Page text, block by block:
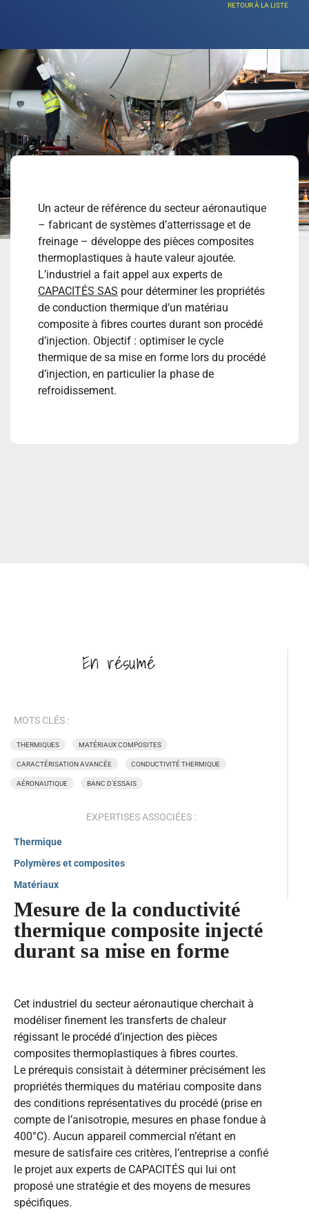
RETOUR À LA LISTE
Un acteur de référence du secteur aéronautique
– fabricant de systèmes d’atterrissage et de
freinage – développe des pièces composites
thermoplastiques à haute valeur ajoutée.
L’industriel a fait appel aux experts de
CAPACITÉS SAS pour déterminer les propriétés
de conduction thermique d’un matériau
composite à fibres courtes durant son procédé
d’injection. Objectif : optimiser le cycle
thermique de sa mise en forme lors du procédé
d’injection, en particulier la phase de
refroidissement.
En résumé
MOTS CLÉS :
THERMIQUES MATÉRIAUX COMPOSITES
CARACTÉRISATION AVANCÉE CONDUCTIVITÉ THERMIQUE
AÉRONAUTIQUE BANC D’ESSAIS
EXPERTISES ASSOCIÉES :
Thermique
Polymères et composites
Matériaux
Mesure de la conductivité
thermique composite injecté
durant sa mise en forme
Cet industriel du secteur aéronautique cherchait à
modéliser finement les transferts de chaleur
régissant le procédé d’injection des pièces
composites thermoplastiques à fibres courtes.
Le prérequis consistait à déterminer précisément les
propriétés thermiques du matériau composite dans
des conditions représentatives du procédé (prise en
compte de l’anisotropie, mesures en phase fondue à
400°C). Aucun appareil commercial n’étant en
mesure de satisfaire ces critères, l’entreprise a confié
le projet aux experts de CAPACITÉS qui lui ont
proposé une stratégie et des moyens de mesures
spécifiques.